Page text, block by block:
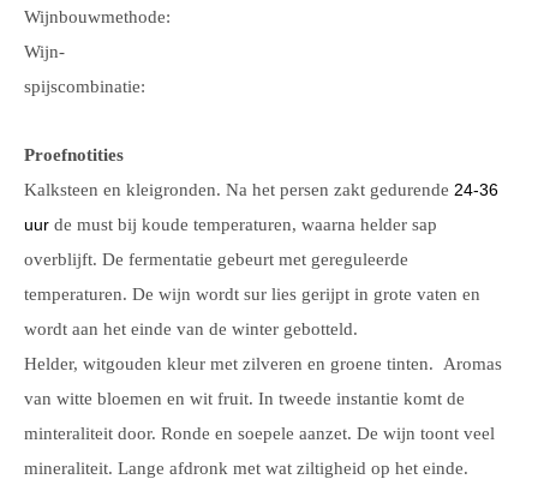
Wijnbouwmethode:
Wijn-
spijscombinatie:
Proefnotities
Kalksteen en kleigronden. Na het persen zakt gedurende 24-36
uur de must bij koude temperaturen, waarna helder sap
overblijft. De fermentatie gebeurt met gereguleerde
temperaturen. De wijn wordt sur lies gerijpt in grote vaten en
wordt aan het einde van de winter gebotteld.
Helder, witgouden kleur met zilveren en groene tinten. Aromas
van witte bloemen en wit fruit. In tweede instantie komt de
minteraliteit door. Ronde en soepele aanzet. De wijn toont veel
mineraliteit. Lange afdronk met wat ziltigheid op het einde.